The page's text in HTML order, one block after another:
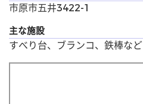
市原市五井3422-1
主な施設
すべり台、ブランコ、鉄棒など